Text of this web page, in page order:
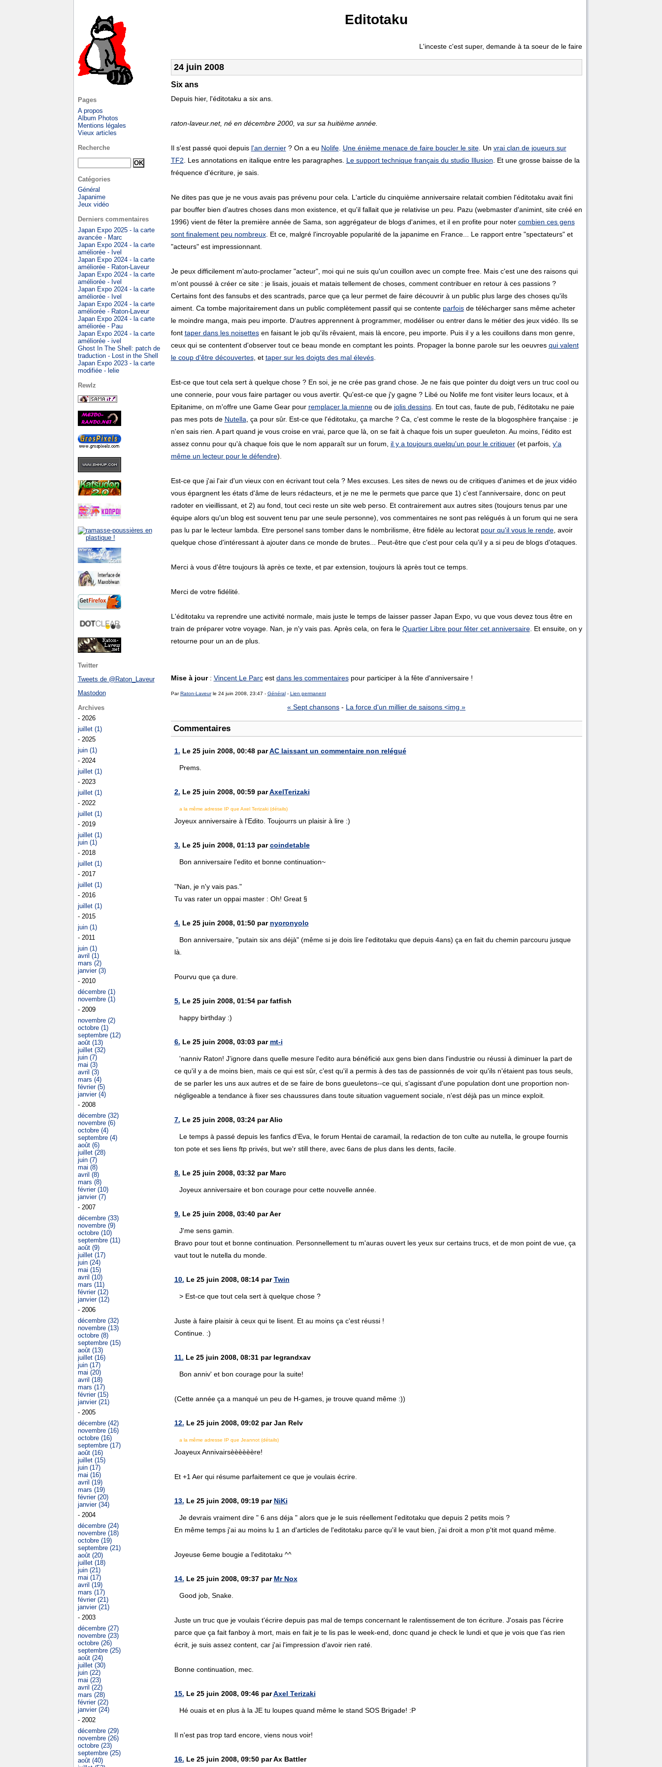
Editotaku
L'inceste c'est super, demande à ta soeur de le faire
24 juin 2008
Six ans
Depuis hier, l'éditotaku a six ans.
raton-laveur.net, né en décembre 2000, va sur sa huitième année.
Il s'est passé quoi depuis l'an dernier? On a eu Nolife. Une énième menace de faire boucler le site. Un vrai clan de joueurs sur
TF2 . Les annotations en italique entre les paragraphes. Le support technique français du studio Illusion . Et une grosse baisse de la
fréquence d'écriture, je sais.
Ne dites pas que je ne vous avais pas prévenu pour cela. L'article du cinquième anniversaire relatait combien l'éditotaku avait fini
par bouffer bien d'autres choses dans mon existence, et qu'il fallait que je relativise un peu. Pazu (webmaster d'animint, site créé en
1996) vient de fêter la première année de Sama, son aggrégateur de blogs d'animes, et il en profite pour noter combien ces gens
sont finalement peu nombreux. Et ce, malgré l'incroyable popularité de la japanime en France... Le rapport entre "spectateurs" et
"acteurs" est impressionnant.
Je peux difficilement m'auto-proclamer "acteur", moi qui ne suis qu'un couillon avec un compte free. Mais c'est une des raisons qui
m'ont poussé à créer ce site : je lisais, jouais et matais tellement de choses, comment contribuer en retour à ces passions ?
Certains font des fansubs et des scantrads, parce que ça leur permet de faire découvrir à un public plus large des choses qu'ils
aiment. Ca tombe majoritairement dans un public complètement passif qui se contente parfoisde télécharger sans même acheter
le moindre manga, mais peu importe. D'autres apprennent à programmer, modéliser ou entrer dans le métier des jeux vidéo. Ils se
font taper dans les noisettesen faisant le job qu'ils rêvaient, mais là encore, peu importe. Puis il y a les couillons dans mon genre,
ceux qui se contentent d'observer tout ce beau monde en comptant les points. Propager la bonne parole sur les oeuvres qui valent
le coup d'être découvertes, et taper sur les doigts des mal élevés.
Est-ce que tout cela sert à quelque chose ? En soi, je ne crée pas grand chose. Je ne fais que pointer du doigt vers un truc cool ou
une connerie, pour vous faire partager ou vous avertir. Qu'est-ce que j'y gagne ? Libé ou Nolife me font visiter leurs locaux, et à
Epitanime, on m'offre une Game Gear pour remplacer la mienneou de jolis dessins. En tout cas, faute de pub, l'éditotaku ne paie
pas mes pots de Nutella , ça pour sûr. Est-ce que l'éditotaku, ça marche ? Ca, c'est comme le reste de la blogosphère française : je
n'en sais rien. A part quand je vous croise en vrai, parce que là, on se fait à chaque fois un super gueuleton. Au moins, l'édito est
assez connu pour qu'à chaque fois que le nom apparaît sur un forum, il y a toujours quelqu'un pour le critiquer(et parfois, y'a
même un lecteur pour le défendre).
Est-ce que j'ai l'air d'un vieux con en écrivant tout cela ? Mes excuses. Les sites de news ou de critiques d'animes et de jeux vidéo
vous épargnent les états d'âme de leurs rédacteurs, et je ne me le permets que parce que 1) c'est l'anniversaire, donc on peut
radoter en vieillissant, et 2) au fond, tout ceci reste un site web perso. Et contrairement aux autres sites (toujours tenus par une
équipe alors qu'un blog est souvent tenu par une seule personne), vos commentaires ne sont pas relégués à un forum qui ne sera
pas lu par le lecteur lambda. Etre personel sans tomber dans le nombrilisme, être fidèle au lectorat pour qu'il vous le rende, avoir
quelque chose d'intéressant à ajouter dans ce monde de brutes... Peut-être que c'est pour cela qu'il y a si peu de blogs d'otaques.
Merci à vous d'être toujours là après ce texte, et par extension, toujours là après tout ce temps.
Merci de votre fidélité.
L'éditotaku va reprendre une activité normale, mais juste le temps de laisser passer Japan Expo, vu que vous devez tous être en
train de préparer votre voyage. Nan, je n'y vais pas. Après cela, on fera le Quartier Libre pour fêter cet anniversaire. Et ensuite, on y
retourne pour un an de plus.
Mise à jour: Vincent Le Parcest dans les commentairespour participer à la fête d'anniversaire !
ParRaton-Laveurle 24 juin 2008, 23:47 - Général- Lien permanent
« Sept chansons - La force d'un millier de saisons <img »
Commentaires
1. Le 25 juin 2008, 00:48 parAC laissant un commentaire non relégué
Prems.
2. Le 25 juin 2008, 00:59 parAxelTerizaki
a la même adresse IP que Axel Terizaki (détails)
Joyeux anniversaire à l'Edito. Toujourrs un plaisir à lire :)
3. Le 25 juin 2008, 01:13 parcoindetable
Bon anniversaire l'edito et bonne continuation~
"Nan, je n'y vais pas."
Tu vas rater un oppai master : Oh! Great §
4. Le 25 juin 2008, 01:50 par nyoronyolo
Bon anniversaire, "putain six ans déjà" (même si je dois lire l'editotaku que depuis 4ans) ça en fait du chemin parcouru jusque
là.
Pourvu que ça dure.
5. Le 25 juin 2008, 01:54 par fatfish
happy birthday :)
6. Le 25 juin 2008, 03:03 par mt-i
'nanniv Raton! J'ignore dans quelle mesure l'edito aura bénéficié aux gens bien dans l'industrie ou réussi à diminuer la part de
ce qu'il y a de moins bien, mais ce qui est sûr, c'est qu'il a permis à des tas de passionnés de voir qu'ils n'étaient pas tous seuls,
de se parler les uns aux autres et de se faire de bons gueuletons--ce qui, s'agissant d'une population dont une proportion non-
négligeable a tendance à fixer ses chaussures dans toute situation vaguement sociale, n'est déjà pas un mince exploit.
7. Le 25 juin 2008, 03:24 par Alio
Le temps à passé depuis les fanfics d'Eva, le forum Hentai de caramail, la redaction de ton culte au nutella, le groupe fournis
ton pote et ses liens ftp privés, but we'r still there, avec 6ans de plus dans les dents, facile.
8. Le 25 juin 2008, 03:32 par Marc
Joyeux anniversaire et bon courage pour cette nouvelle année.
9. Le 25 juin 2008, 03:40 par Aer
J'me sens gamin.
Bravo pour tout et bonne continuation. Personnellement tu m'auras ouvert les yeux sur certains trucs, et de mon point de vue, ça
vaut tout le nutella du monde.
10. Le 25 juin 2008, 08:14 parTwin
> Est-ce que tout cela sert à quelque chose ?
Juste à faire plaisir à ceux qui te lisent. Et au moins ça c'est réussi !
Continue. :)
11. Le 25 juin 2008, 08:31 par legrandxav
Bon anniv' et bon courage pour la suite!
(Cette année ça a manqué un peu de H-games, je trouve quand même :))
12. Le 25 juin 2008, 09:02 par Jan Relv
a la même adresse IP que Jeannot (détails)
Joayeux Annivairsèèèèèère!
Et +1 Aer qui résume parfaitement ce que je voulais écrire.
13. Le 25 juin 2008, 09:19 par NiKi
Je devrais vraiment dire " 6 ans déja " alors que je le suis réellement l'editotaku que depuis 2 petits mois ?
En même temps j'ai au moins lu 1 an d'articles de l'editotaku parce qu'il le vaut bien, j'ai droit a mon p'tit mot quand même.
Joyeuse 6eme bougie a l'editotaku ^^
14. Le 25 juin 2008, 09:37 par Mr Nox
Good job, Snake.
Juste un truc que je voulais t'écrire depuis pas mal de temps concernant le ralentissement de ton écriture. J'osais pas l'écrire
parce que ça fait fanboy à mort, mais en fait je te lis pas le week-end, donc quand je check le lundi et que je vois que t'as rien
écrit, je suis assez content, car j'ai l'impression d'avoir rien raté.
Bonne continuation, mec.
15. Le 25 juin 2008, 09:46 parAxel Terizaki
Hé ouais et en plus à la JE tu loupes quand même le stand SOS Brigade! :P
Il n'est pas trop tard encore, viens nous voir!
16. Le 25 juin 2008, 09:50 par Ax Battler
Pages
A propos
Album Photos
Mentions légales
Vieux articles
Recherche
Catégories
Général
Japanime
Jeux vidéo
Derniers commentaires
Japan Expo 2025 - la carte
avancée - Marc
Japan Expo 2024 - la carte
améliorée - Ivel
Japan Expo 2024 - la carte
améliorée - Raton-Laveur
Japan Expo 2024 - la carte
améliorée - Ivel
Japan Expo 2024 - la carte
améliorée - Ivel
Japan Expo 2024 - la carte
améliorée - Raton-Laveur
Japan Expo 2024 - la carte
améliorée - Pau
Japan Expo 2024 - la carte
améliorée - ivel
Ghost In The Shell: patch de
traduction - Lost in the Shell
Japan Expo 2023 - la carte
modifiée - lelie
Rewlz
Twitter
Tweets de @Raton_Laveur
Mastodon
Archives
- 2026
juillet (1)
- 2025
juin (1)
- 2024
juillet (1)
- 2023
juillet (1)
- 2022
juillet (1)
- 2019
juillet (1)
juin (1)
- 2018
juillet (1)
- 2017
juillet (1)
- 2016
juillet (1)
- 2015
juin (1)
- 2011
juin (1)
avril (1)
mars (2)
janvier (3)
- 2010
décembre (1)
novembre (1)
- 2009
novembre (2)
octobre (1)
septembre (12)
août (13)
juillet (32)
juin (7)
mai (3)
avril (3)
mars (4)
février (5)
janvier (4)
- 2008
décembre (32)
novembre (6)
octobre (4)
septembre (4)
août (6)
juillet (28)
juin (7)
mai (8)
avril (8)
mars (8)
février (10)
janvier (7)
- 2007
décembre (33)
novembre (9)
octobre (10)
septembre (11)
août (9)
juillet (17)
juin (24)
mai (15)
avril (10)
mars (11)
février (12)
janvier (12)
- 2006
décembre (32)
novembre (13)
octobre (8)
septembre (15)
août (13)
juillet (16)
juin (17)
mai (20)
avril (18)
mars (17)
février (15)
janvier (21)
- 2005
décembre (42)
novembre (16)
octobre (16)
septembre (17)
août (16)
juillet (15)
juin (17)
mai (16)
avril (19)
mars (19)
février (20)
janvier (34)
- 2004
décembre (24)
novembre (18)
octobre (19)
septembre (21)
août (20)
juillet (18)
juin (21)
mai (17)
avril (19)
mars (17)
février (21)
janvier (21)
- 2003
décembre (27)
novembre (23)
octobre (26)
septembre (25)
août (24)
juillet (30)
juin (22)
mai (23)
avril (22)
mars (28)
février (22)
janvier (24)
- 2002
décembre (29)
novembre (26)
octobre (23)
septembre (25)
août (40)